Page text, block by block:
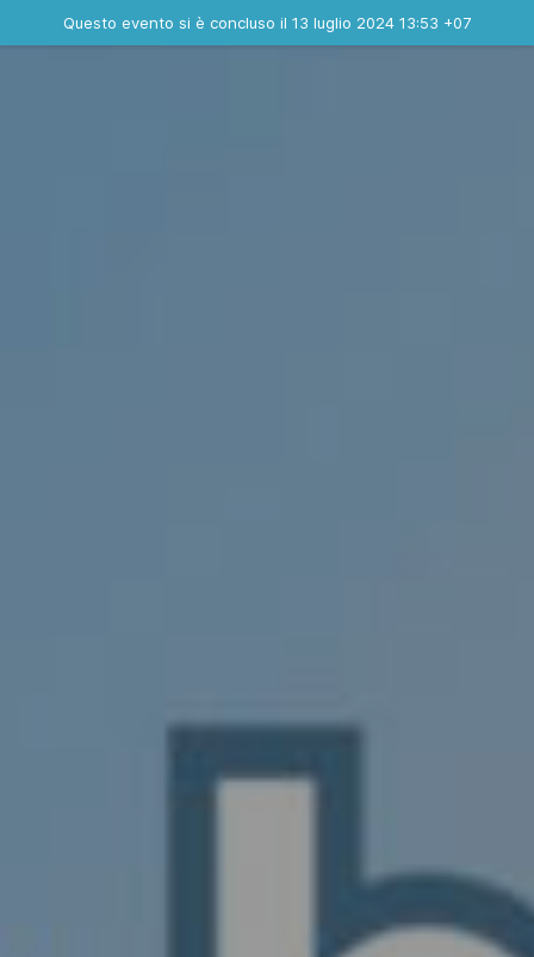
Questo evento si è concluso il 13 luglio 2024 13:53 +07